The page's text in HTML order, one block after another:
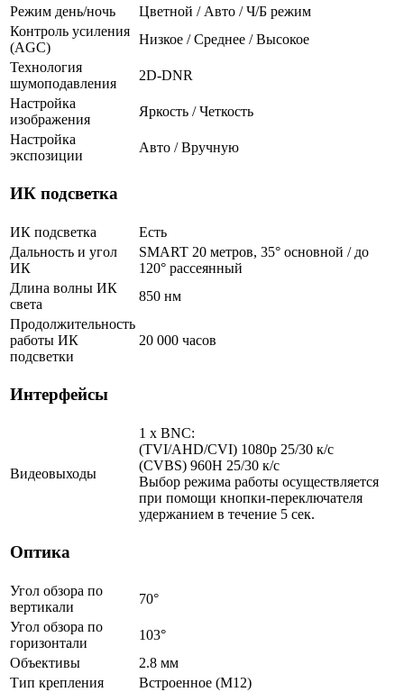
Режим день/ночь
Цветной / Авто / Ч/Б режим
Контроль усиления
(AGC)
Низкое / Среднее / Высокое
Технология
шумоподавления
2D-DNR
Настройка
изображения
Яркость / Четкость
Настройка
экспозиции
Авто / Вручную
ИК подсветка
ИК подсветка
Есть
Дальность и угол
ИК
SMART 20 метров, 35° основной / до
120° рассеянный
Длина волны ИК
света
850 нм
Продолжительность
работы ИК
подсветки
20 000 часов
Интерфейсы
Видеовыходы
1 x BNC:
(TVI/AHD/CVI) 1080p 25/30 к/с
(CVBS) 960H 25/30 к/с
Выбор режима работы осуществляется
при помощи кнопки-переключателя
удержанием в течение 5 сек.
Оптика
Угол обзора по
вертикали
70°
Угол обзора по
горизонтали
103°
Объективы
2.8 мм
Тип крепления
Встроенное (М12)